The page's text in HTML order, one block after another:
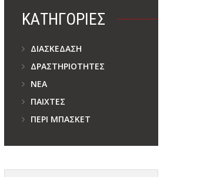
KΑΤΗΓΟΡΊΕΣ
ΔΙΑΣΚΈΔΑΣΗ
ΔΡΑΣΤΗΡΙΌΤΗΤΕΣ
ΝΈΑ
ΠΑΊΧΤΕΣ
ΠΕΡΊ ΜΠΆΣΚΕΤ